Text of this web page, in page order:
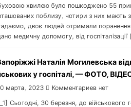
хвилею було пошкоджено 55
поблизу, чотири з них мають
двоє людей отримали поранення,
медичну допомогу, від госпіталізації
Наталія Могилевська
у госпіталі, — ФОТО,
марта, 2023 Комментариев нет
Сьогодні, 30 березня, до військового